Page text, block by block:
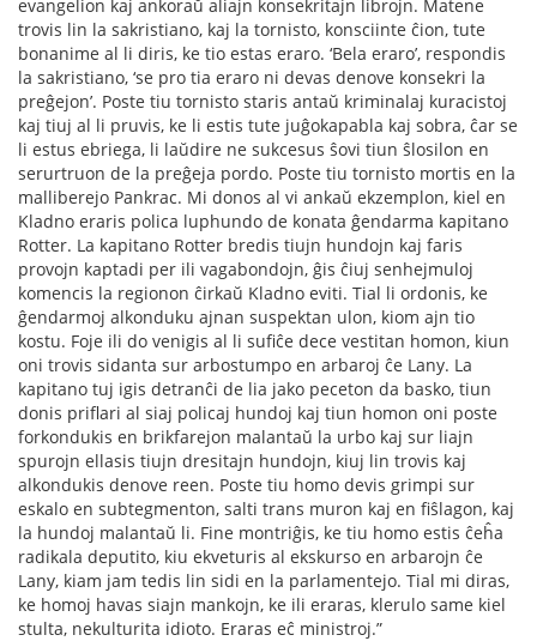
evangelion kaj ankoraŭ aliajn konsekritajn librojn. Matene
trovis lin la sakristiano, kaj la tornisto, konsciinte ĉion, tute
bonanime al li diris, ke tio estas eraro. ‘Bela eraro’, respondis
la sakristiano, ‘se pro tia eraro ni devas denove konsekri la
preĝejon’. Poste tiu tornisto staris antaŭ kriminalaj kuracistoj
kaj tiuj al li pruvis, ke li estis tute juĝokapabla kaj sobra, ĉar se
li estus ebriega, li laŭdire ne sukcesus ŝovi tiun ŝlosilon en
serurtruon de la preĝeja pordo. Poste tiu tornisto mortis en la
malliberejo Pankrac. Mi donos al vi ankaŭ ekzemplon, kiel en
Kladno eraris polica luphundo de konata ĝendarma kapitano
Rotter. La kapitano Rotter bredis tiujn hundojn kaj faris
provojn kaptadi per ili vagabondojn, ĝis ĉiuj senhejmuloj
komencis la regionon ĉirkaŭ Kladno eviti. Tial li ordonis, ke
ĝendarmoj alkonduku ajnan suspektan ulon, kiom ajn tio
kostu. Foje ili do venigis al li suﬁĉe dece vestitan homon, kiun
oni trovis sidanta sur arbostumpo en arbaroj ĉe Lany. La
kapitano tuj igis detranĉi de lia jako peceton da basko, tiun
donis priﬂari al siaj policaj hundoj kaj tiun homon oni poste
forkondukis en brikfarejon malantaŭ la urbo kaj sur liajn
spurojn ellasis tiujn dresitajn hundojn, kiuj lin trovis kaj
alkondukis denove reen. Poste tiu homo devis grimpi sur
eskalo en subtegmenton, salti trans muron kaj en ﬁŝlagon, kaj
la hundoj malantaŭ li. Fine montriĝis, ke tiu homo estis ĉeĥa
radikala deputito, kiu ekveturis al ekskurso en arbarojn ĉe
Lany, kiam jam tedis lin sidi en la parlamentejo. Tial mi diras,
ke homoj havas siajn mankojn, ke ili eraras, klerulo same kiel
stulta, nekulturita idioto. Eraras eĉ ministroj.”